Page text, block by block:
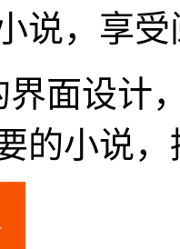
说，享
面设计
的小说